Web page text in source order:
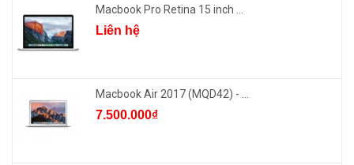
Macbook Pro Retina 15 inch ...
Liên hệ
Macbook Air 2017 (MQD42) - ...
7.500.000₫